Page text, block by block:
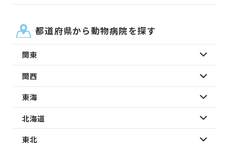
都道府県から動物病院を探す
関東
関西
東海
北海道
東北